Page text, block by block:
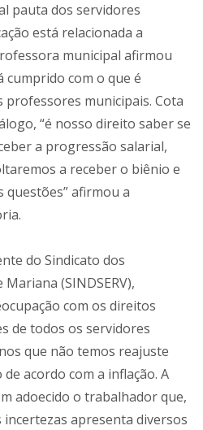
pauta dos servidores
está relacionada a
municipal afirmou
cumprido com o que é
municipais. Cota
“é nosso direito saber se
a progressão salarial,
a receber o biênio e
afirmou a
do Sindicato dos
(SINDSERV),
com os direitos
de todos os servidores
que não temos reajuste
acordo com a inflação. A
adoecido o trabalhador que,
apresenta diversos